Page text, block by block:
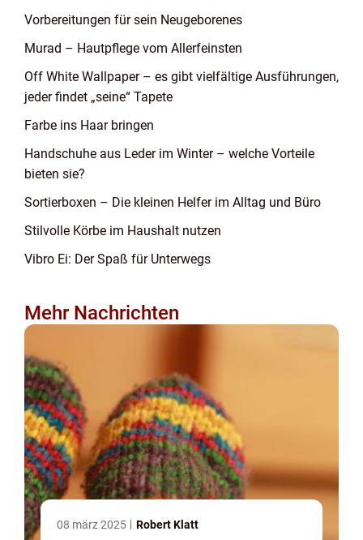
Vorbereitungen für sein Neugeborenes
Murad – Hautpflege vom Allerfeinsten
Off White Wallpaper – es gibt vielfältige Ausführungen,
jeder findet „seine“ Tapete
Farbe ins Haar bringen
Handschuhe aus Leder im Winter – welche Vorteile
bieten sie?
Sortierboxen – Die kleinen Helfer im Alltag und Büro
Stilvolle Körbe im Haushalt nutzen
Vibro Ei: Der Spaß für Unterwegs
Mehr Nachrichten
08 märz 2025 Robert Klatt